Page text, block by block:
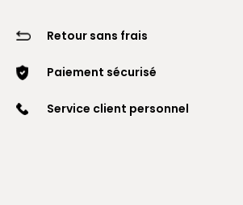
Retour sans frais
Paiement sécurisé
Service client personnel